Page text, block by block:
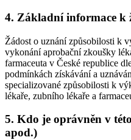
4. Základní informace k
Žádost o uznání způsobilosti k
vykonání aprobační zkoušky
farmaceuta v České republice
podmínkách získávání a
specializované způsobilosti k
lékaře, zubního lékaře a
5. Kdo je oprávněn v
apod.)